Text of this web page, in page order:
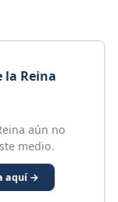
la Reina
aún no
medio.
aquí →